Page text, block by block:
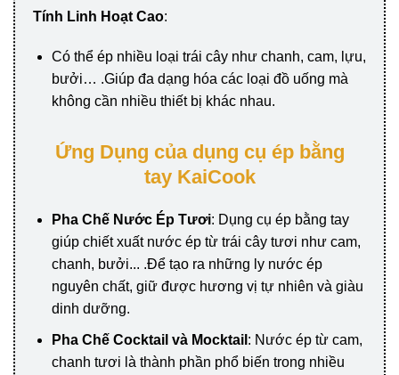
Tính Linh Hoạt Cao:
Có thể ép nhiều loại trái cây như chanh, cam, lựu,
bưởi… .Giúp đa dạng hóa các loại đồ uống mà
không cần nhiều thiết bị khác nhau.
Ứng Dụng của dụng cụ ép bằng
tay KaiCook
Pha Chế Nước Ép Tươi: Dụng cụ ép bằng tay
giúp chiết xuất nước ép từ trái cây tươi như cam,
chanh, bưởi... .Để tạo ra những ly nước ép
nguyên chất, giữ được hương vị tự nhiên và giàu
dinh dưỡng.
Pha Chế Cocktail và Mocktail : Nước ép từ cam,
chanh tươi là thành phần phổ biến trong nhiều